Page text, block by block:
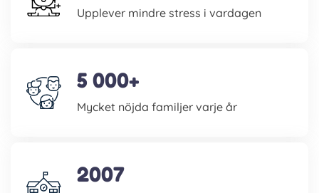
Upplever mindre stress i vardagen
5 000+
Mycket nöjda familjer varje år
2007